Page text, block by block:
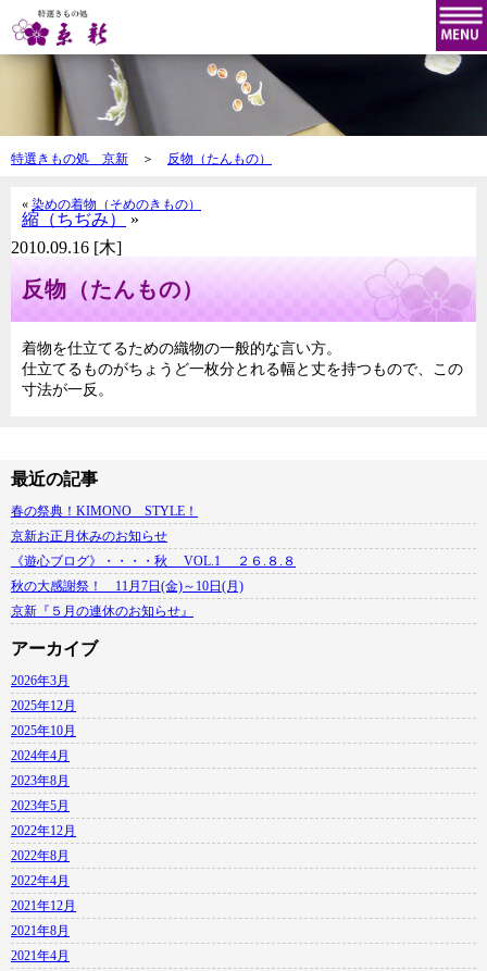
特選きもの処 京新 ＞ 反物（たんもの）
« 染めの着物（そめのきもの）
縮（ちぢみ）
»
2010.09.16 [木]
反物（たんもの）
着物を仕立てるための織物の一般的な言い方。
仕立てるものがちょうど一枚分とれる幅と丈を持つもので、この
寸法が一反。
最近の記事
春の祭典！KIMONO STYLE！
京新お正月休みのお知らせ
《遊心ブログ》・・・・秋 VOL.1 ２６.８.８
秋の大感謝祭！ 11月7日(金)～10日(月)
京新『５月の連休のお知らせ』
アーカイブ
2026年3月
2025年12月
2025年10月
2024年4月
2023年8月
2023年5月
2022年12月
2022年8月
2022年4月
2021年12月
2021年8月
2021年4月